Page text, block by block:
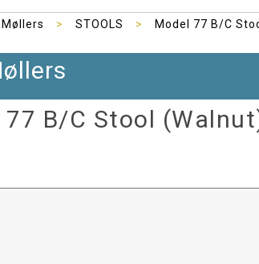
> STOOLS > Model 77 B/C
77 B/C Stool